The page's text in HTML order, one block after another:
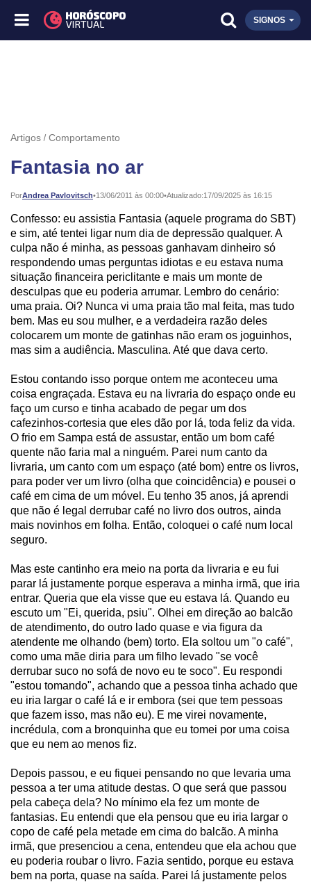
SIGNOS
Artigos Comportamento
Fantasia no ar
PorAndrea Pavlovitsch•
Publicado: 13/06/2011 às 00:00•Atualizado:17/09/2025 às 16:15
Confesso: eu assistia Fantasia (aquele programa do SBT)
e sim, até tentei ligar num dia de depressão qualquer. A
culpa não é minha, as pessoas ganhavam dinheiro só
respondendo umas perguntas idiotas e eu estava numa
situação financeira periclitante e mais um monte de
desculpas que eu poderia arrumar. Lembro do cenário:
uma praia. Oi? Nunca vi uma praia tão mal feita, mas tudo
bem. Mas eu sou mulher, e a verdadeira razão deles
colocarem um monte de gatinhas não eram os joguinhos,
mas sim a audiência. Masculina. Até que dava certo.
Estou contando isso porque ontem me aconteceu uma
coisa engraçada. Estava eu na livraria do espaço onde eu
faço um curso e tinha acabado de pegar um dos
cafezinhos-cortesia que eles dão por lá, toda feliz da vida.
O frio em Sampa está de assustar, então um bom café
quente não faria mal a ninguém. Parei num canto da
livraria, um canto com um espaço (até bom) entre os livros,
para poder ver um livro (olha que coincidência) e pousei o
café em cima de um móvel. Eu tenho 35 anos, já aprendi
que não é legal derrubar café no livro dos outros, ainda
mais novinhos em folha. Então, coloquei o café num local
seguro.
Mas este cantinho era meio na porta da livraria e eu fui
parar lá justamente porque esperava a minha irmã, que iria
entrar. Queria que ela visse que eu estava lá. Quando eu
escuto um "Ei, querida, psiu". Olhei em direção ao balcão
de atendimento, do outro lado quase e via figura da
atendente me olhando (bem) torto. Ela soltou um "o café",
como uma mãe diria para um filho levado "se você
derrubar suco no sofá de novo eu te soco". Eu respondi
"estou tomando", achando que a pessoa tinha achado que
eu iria largar o café lá e ir embora (sei que tem pessoas
que fazem isso, mas não eu). E me virei novamente,
incrédula, com a bronquinha que eu tomei por uma coisa
que eu nem ao menos fiz.
Depois passou, e eu fiquei pensando no que levaria uma
pessoa a ter uma atitude destas. O que será que passou
pela cabeça dela? No mínimo ela fez um monte de
fantasias. Eu entendi que ela pensou que eu iria largar o
copo de café pela metade em cima do balcão. A minha
irmã, que presenciou a cena, entendeu que ela achou que
eu poderia roubar o livro. Fazia sentido, porque eu estava
bem na porta, quase na saída. Parei lá justamente pelos